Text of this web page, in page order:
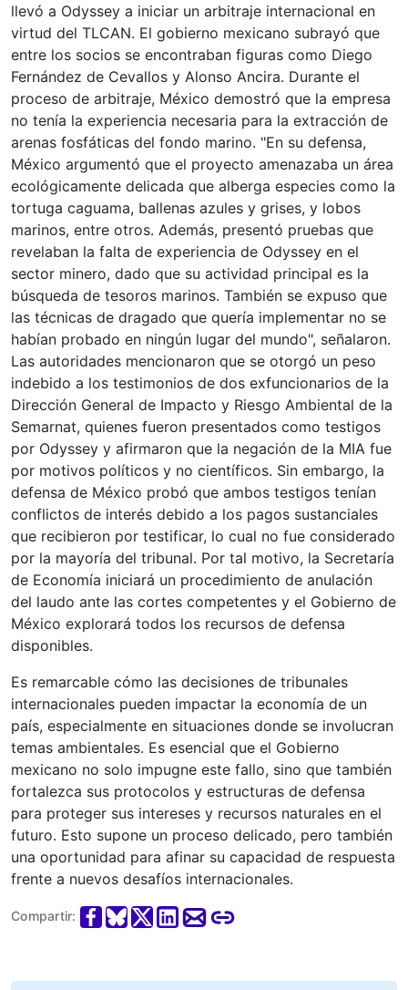
llevó a Odyssey a iniciar un arbitraje internacional en
virtud del TLCAN. El gobierno mexicano subrayó que
entre los socios se encontraban figuras como Diego
Fernández de Cevallos y Alonso Ancira. Durante el
proceso de arbitraje, México demostró que la empresa
no tenía la experiencia necesaria para la extracción de
arenas fosfáticas del fondo marino. "En su defensa,
México argumentó que el proyecto amenazaba un área
ecológicamente delicada que alberga especies como la
tortuga caguama, ballenas azules y grises, y lobos
marinos, entre otros. Además, presentó pruebas que
revelaban la falta de experiencia de Odyssey en el
sector minero, dado que su actividad principal es la
búsqueda de tesoros marinos. También se expuso que
las técnicas de dragado que quería implementar no se
habían probado en ningún lugar del mundo", señalaron.
Las autoridades mencionaron que se otorgó un peso
indebido a los testimonios de dos exfuncionarios de la
Dirección General de Impacto y Riesgo Ambiental de la
Semarnat, quienes fueron presentados como testigos
por Odyssey y afirmaron que la negación de la MIA fue
por motivos políticos y no científicos. Sin embargo, la
defensa de México probó que ambos testigos tenían
conflictos de interés debido a los pagos sustanciales
que recibieron por testificar, lo cual no fue considerado
por la mayoría del tribunal. Por tal motivo, la Secretaría
de Economía iniciará un procedimiento de anulación
del laudo ante las cortes competentes y el Gobierno de
México explorará todos los recursos de defensa
disponibles.
Es remarcable cómo las decisiones de tribunales
internacionales pueden impactar la economía de un
país, especialmente en situaciones donde se involucran
temas ambientales. Es esencial que el Gobierno
mexicano no solo impugne este fallo, sino que también
fortalezca sus protocolos y estructuras de defensa
para proteger sus intereses y recursos naturales en el
futuro. Esto supone un proceso delicado, pero también
una oportunidad para afinar su capacidad de respuesta
frente a nuevos desafíos internacionales.
Compartir: